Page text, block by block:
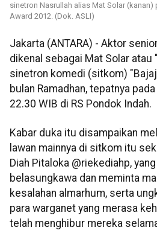
sinetron Nasrullah alias Mat Solar
Award 2012. (Dok. ASLI)
Jakarta (ANTARA) - Aktor
dikenal sebagai Mat Solar atau
sinetron komedi (sitkom)
bulan Ramadhan, tepatnya
22.30 WIB di RS Pondok Indah.
Kabar duka itu disampaikan
lawan mainnya di sitkom itu
Diah Pitaloka @riekediahp,
belasungkawa dan meminta
kesalahan almarhum, serta
para warganet yang merasa
telah menghibur mereka